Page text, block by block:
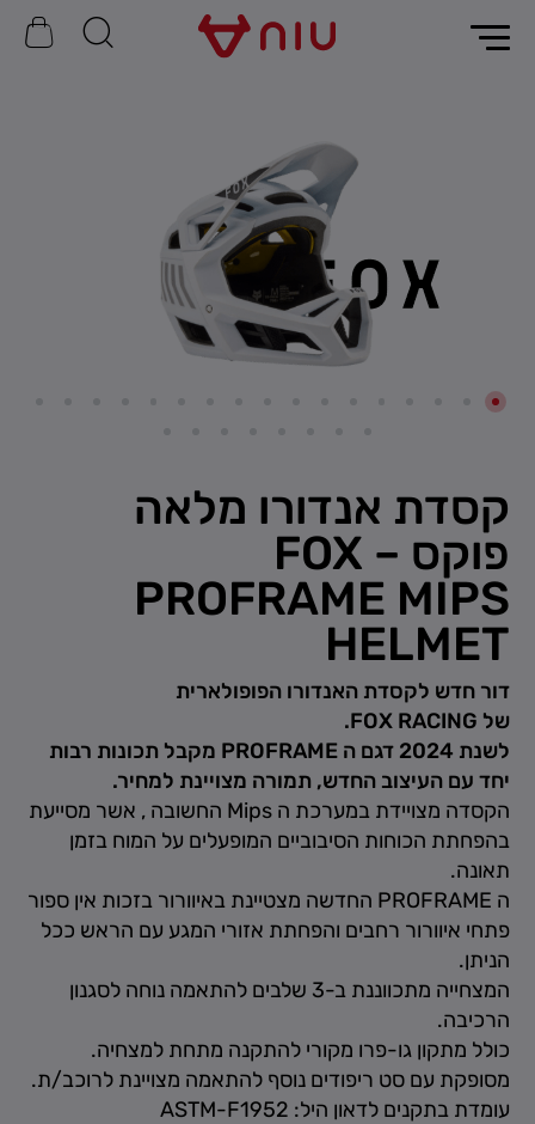
קסדת אנדורו מלאה
פוקס – FOX
PROFRAME MIPS
HELMET
דור חדש לקסדת האנדורו הפופולארית
של
FOX RACING
.
לשנת 2024 דגם ה
PROFRAME מקבל תכונות רבות
יחד עם העיצוב החדש, תמורה מצויינת למחיר.
הקסדה מצויידת במערכת ה Mips החשובה , אשר מסייעת
בהפחתת הכוחות הסיבוביים המופעלים על המוח בזמן
תאונה.
ה PROFRAME החדשה מצטיינת באיוורור בזכות אין ספור
פתחי איוורור רחבים והפחתת אזורי המגע עם הראש ככל
הניתן.
המצחייה מתכווננת ב-3 שלבים להתאמה נוחה לסגנון
הרכיבה.
כולל מתקון גו-פרו מקורי להתקנה מתחת למצחיה.
מסופקת עם סט ריפודים נוסף להתאמה מצויינת לרוכב/ת.
עומדת בתקנים לדאון היל:
ASTM-F1952